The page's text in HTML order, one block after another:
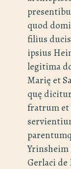
quod
filius
ipsius
legitima
Marię et
quę
fratrum et
Gerlaci